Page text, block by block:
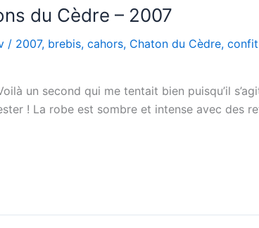
du Cèdre – 2007
/ 2007, brebis, cahors, Chaton du Cèdre,
un second qui me tentait bien puisqu’il
! La robe est sombre et intense avec des